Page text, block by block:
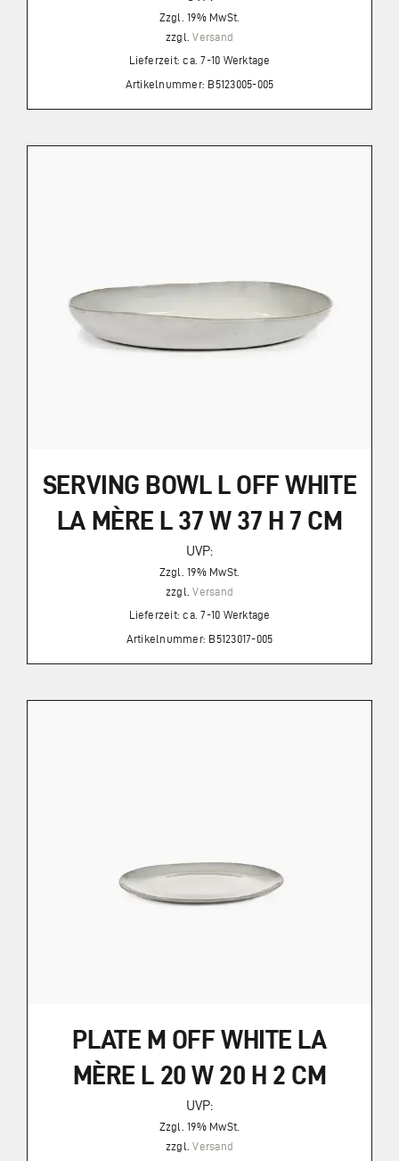
Zzgl. 19% MwSt.
zzgl.Versand
Lieferzeit: ca. 7-10 Werktage
Artikelnummer: B5123005-005
SERVING BOWL L OFF WHITE
LA MÈRE L 37 W 37 H 7 CM
UVP:
Zzgl. 19% MwSt.
zzgl.Versand
Lieferzeit: ca. 7-10 Werktage
Artikelnummer: B5123017-005
PLATE M OFF WHITE LA
MÈRE L 20 W 20 H 2 CM
UVP:
Zzgl. 19% MwSt.
zzgl.Versand